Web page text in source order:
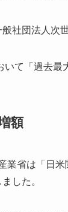
社団法人次
て「過去最
額
業省は「日
した。